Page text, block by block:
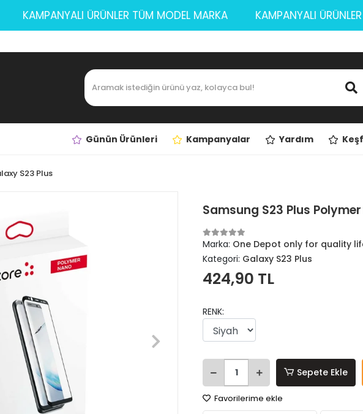
KAMPANYALI ÜRÜNLER TÜM MODEL MARKA KAMPANYALI
Günün Ürünleri Kampanyalar Yardım
S23 Plus
Samsung S23 Plus
Marka: One Depot only for quality
Kategori: Galaxy S23 Plus
424,90 TL
RENK:
Sepete Ekle
Favorilerime ekle